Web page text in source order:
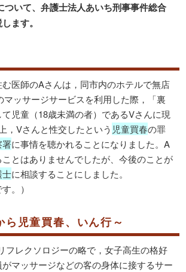
ついて、弁護士法人あいち刑事事件総合
ます。
む医師のAさんは，同市内のホテルで無店
マッサージサービスを利用した際，「裏
児童（18歳未満の者）であるVさんに現
，Vさんと性交したという 児童買春の罪
署に事情を聴かれることになりました。A
ことはありませんでしたが、今後のことが
士に相談することにしました。
。）
ら児童買春、いん行～
フレクソロジーの略で，女子高生の格好
マッサージなどの客の身体に接するサー